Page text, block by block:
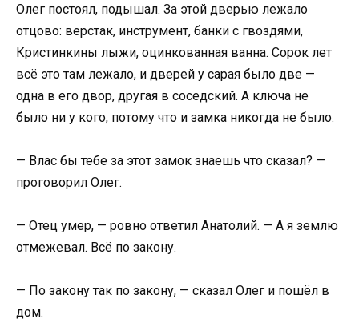
Олег постоял, подышал. За этой дверью лежало
отцово: верстак, инструмент, банки с гвоздями,
Кристинкины лыжи, оцинкованная ванна. Сорок лет
всё это там лежало, и дверей у сарая было две —
одна в его двор, другая в соседский. А ключа не
было ни у кого, потому что и замка никогда не было.
— Влас бы тебе за этот замок знаешь что сказал? —
проговорил Олег.
— Отец умер, — ровно ответил Анатолий. — А я землю
отмежевал. Всё по закону.
— По закону так по закону, — сказал Олег и пошёл в
дом.